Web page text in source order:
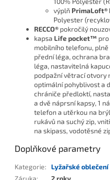
výplň PrimaLoft®
Polyester
RECCO® pokročilý
kapsa Life pocket™
mobilního telefonu,
přední léga, ochrana
léga, nastavitelná
podpažní větrací otvory
optimální pohyblivost a
chrániče předloktí,
a dvě náprsní kapsy, 1
telefon a utěrkou na
rukávů na suchý zip,
na skipass, vodotěsné
Doplňkové parametry
Kategorie:
Lyžařské